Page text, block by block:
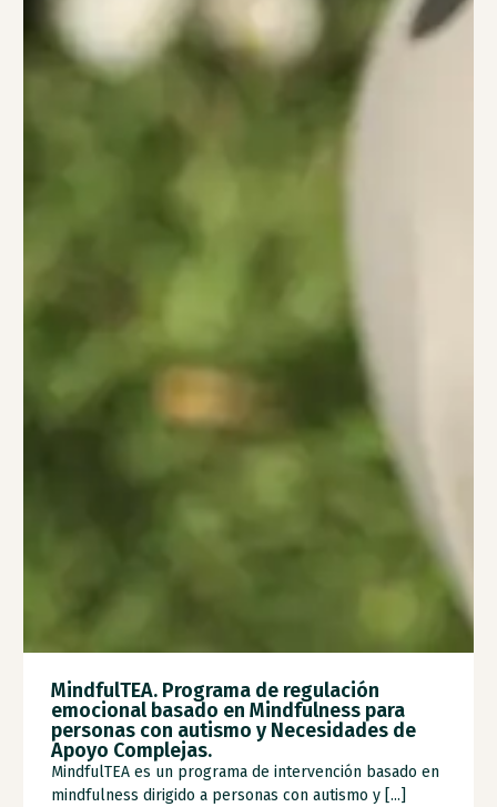
MindfulTEA. Programa de regulación
emocional basado en Mindfulness para
personas con autismo y Necesidades de
Apoyo Complejas.
MindfulTEA es un programa de intervención basado en
mindfulness dirigido a personas con autismo y [...]